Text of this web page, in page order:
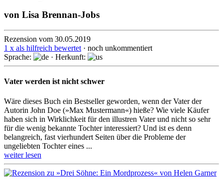
von Lisa Brennan-Jobs
Rezension vom 30.05.2019
1 x als hilfreich bewertet · noch unkommentiert
Sprache:
· Herkunft:
Vater werden ist nicht schwer
Wäre dieses Buch ein Bestseller geworden, wenn der Vater der
Autorin John Doe (»Max Mustermann«) hieße? Wie viele Käufer
haben sich in Wirk­lich­keit für den illustren Vater und nicht so sehr
für die wenig bekannte Tochter interes­siert? Und ist es denn
belangreich, fast vierhundert Seiten über die Probleme der
ungeliebten Tochter eines ...
weiter lesen